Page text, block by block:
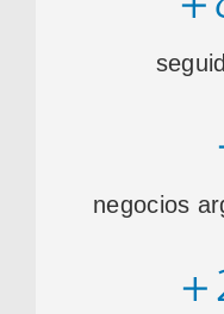
negocios